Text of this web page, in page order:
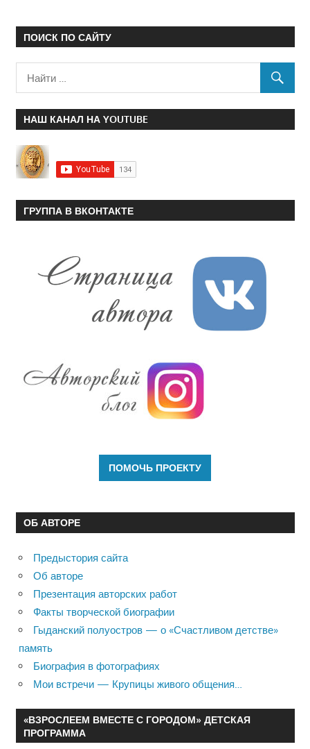
ПОИСК ПО САЙТУ
НАШ КАНАЛ НА YOUTUBE
ГРУППА В ВКОНТАКТЕ
ОБ АВТОРЕ
Предыстория сайта
Об авторе
Презентация авторских работ
Факты творческой биографии
Гыданский полуостров — о «Счастливом детстве»
память
Биография в фотографиях
Мои встречи — Крупицы живого общения…
«ВЗРОСЛЕЕМ ВМЕСТЕ С ГОРОДОМ» ДЕТСКАЯ
ПРОГРАММА